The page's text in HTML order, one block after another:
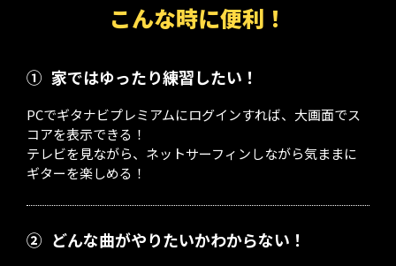
こんな時に便利！
① 家ではゆったり練習したい！
PCでギタナビプレミアムにログインすれば、大画面でス
コアを表示できる！
テレビを見ながら、ネットサーフィンしながら気ままに
ギターを楽しめる！
② どんな曲がやりたいかわからない！